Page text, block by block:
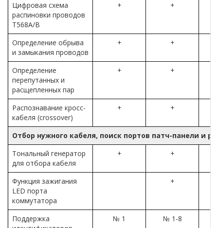
Цифровая схема
распиновки проводов
T568A/B
+ +
Определение обрыва
и замыкания проводов
+ +
Определение
перепутанных и
расщепленных пар
+ +
Распознавание кросс-
кабеля (crossover)
+ +
Отбор нужного кабеля, поиск портов патч-панели и
Тональный генератор
для отбора кабеля
+ +
Функция зажигания
LED порта
коммутатора
+
Поддержка
№ 1 № 1-8